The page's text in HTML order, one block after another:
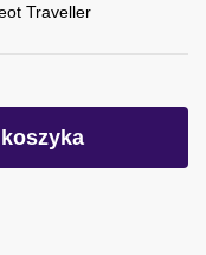
Traveller